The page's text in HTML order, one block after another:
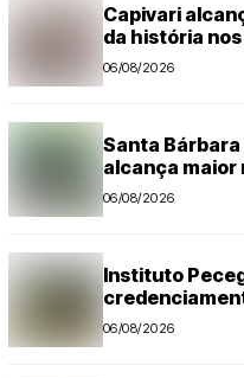
Capivari
da história
todas as
06/08/2026
Santa Bárbara
alcança maior
no período
06/08/2026
Instituto
amplia
e
06/08/2026